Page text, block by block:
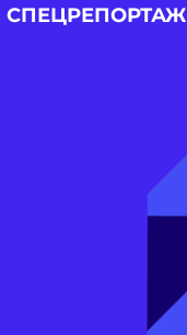
СПЕЦРЕПОРТАЖ